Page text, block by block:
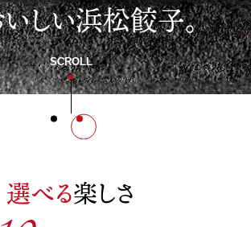
SCROLL
しい浜松餃子。
選べる楽しさ